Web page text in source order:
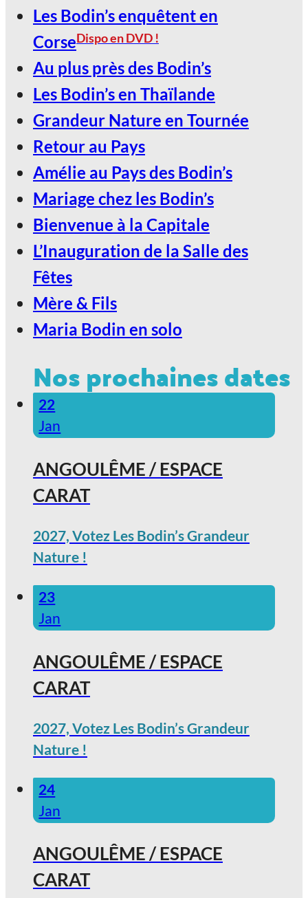
Les Bodin’s enquêtent en
CorseDispo en DVD !
Au plus près des Bodin’s
Les Bodin’s en Thaïlande
Grandeur Nature en Tournée
Retour au Pays
Amélie au Pays des Bodin’s
Mariage chez les Bodin’s
Bienvenue à la Capitale
L’Inauguration de la Salle des
Fêtes
Mère & Fils
Maria Bodin en solo
Nos prochaines dates
22
Jan
ANGOULÊME / ESPACE
CARAT
2027, Votez Les Bodin’s Grandeur
Nature !
23
Jan
ANGOULÊME / ESPACE
CARAT
2027, Votez Les Bodin’s Grandeur
Nature !
24
Jan
ANGOULÊME / ESPACE
CARAT